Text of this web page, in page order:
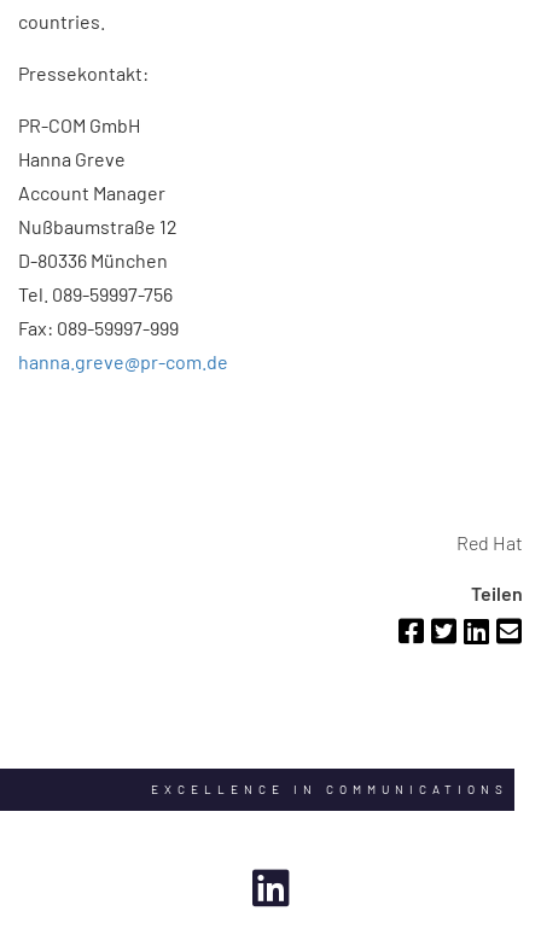
countries.
Pressekontakt:
PR-COM GmbH
Hanna Greve
Account Manager
Nußbaumstraße 12
D-80336 München
Tel. 089-59997-756
Fax: 089-59997-999
hanna.greve@pr-com.de
Red Hat
Teilen
EXCELLENCE IN COMMUNICATIONS